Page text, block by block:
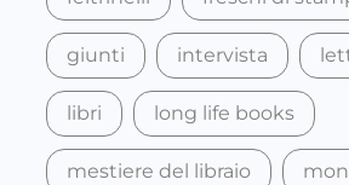
giunti intervista
libri long life books
mestiere del libraio